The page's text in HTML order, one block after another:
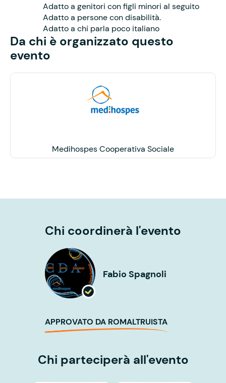
Adatto a genitori con figli minori al seguito
Adatto a persone con disabilità.
Adatto a chi parla poco italiano
Da chi è organizzato questo
evento
Medihospes Cooperativa Sociale
Chi coordinerà l'evento
Fabio Spagnoli
APPROVATO DA ROMALTRUISTA
Chi parteciperà all'evento